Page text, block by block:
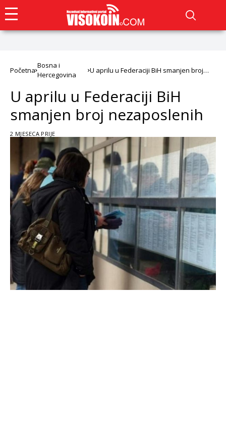
Početna
Bosna i
Hercegovina
U aprilu u Federaciji BiH smanjen broj
U aprilu u Federaciji BiH
smanjen broj nezaposlenih
2 MJESECA PRIJE